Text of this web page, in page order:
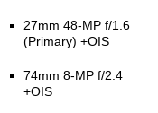
27mm 48-MP f/1.6
(Primary) +OIS
74mm 8-MP f/2.4
+OIS